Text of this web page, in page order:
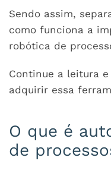
Sendo assim,
como funciona a
robótica de
Continue a leitura
adquirir essa
O que é
de